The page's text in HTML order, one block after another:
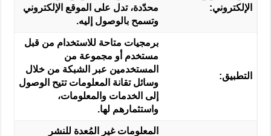
الإلكتروني:
محدّدة، تدل على الموقع الإلكتروني
وتسمح بالوصول إليه.
التطبيق:
برمجيات متاحة للاستخدام من قبل
مستخدم أو مجموعة من
المستخدمين عبر الشبكة من خلال
وسائل تقانة المعلومات تتيح الوصول
إلى الخدمات والمعلومات،
واستثمارهم لها.
المعلومات غير المُعدة للنشر